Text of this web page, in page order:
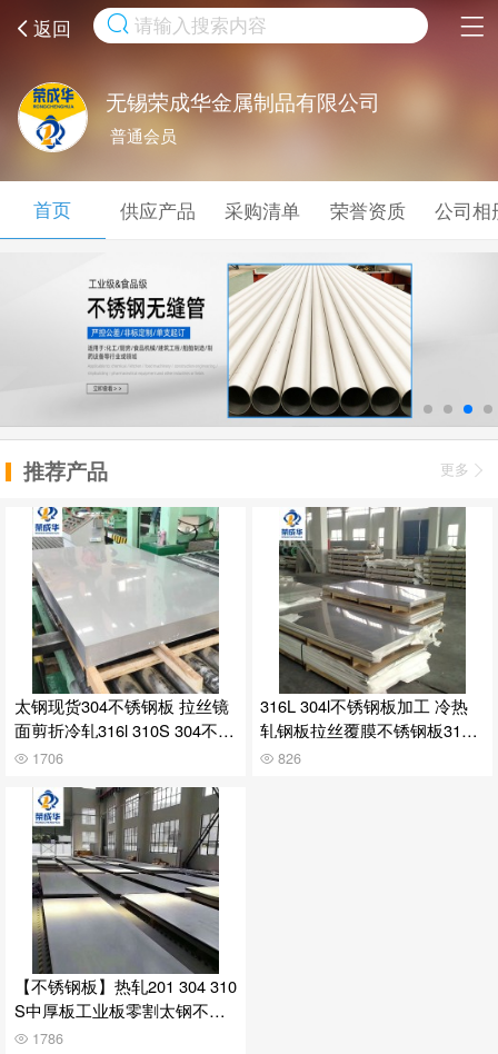
返回 取消
无锡荣成华金属制品有限公司
普通会员
首页 供应产品 采购清单 荣誉资质 公司相
推荐产品 更多
太钢现货304不锈钢板 拉丝镜
面剪折冷轧316l 310S 304不锈
钢板材
1706
316L 304l不锈钢板加工 冷热
轧钢板拉丝覆膜不锈钢板316 3
04 321
826
【不锈钢板】热轧201 304 310
S中厚板工业板零割太钢不锈
钢板定制
1786